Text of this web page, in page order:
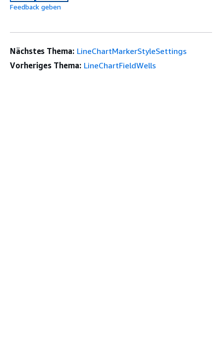
Feedback geben
Nächstes Thema: LineChartMarkerStyleSettings
Vorheriges Thema: LineChartFieldWells